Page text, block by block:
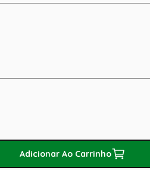
Adicionar Ao Carrinho